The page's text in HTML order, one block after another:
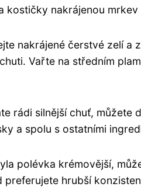
kostičky nakrájenou
nakrájené čerstvé zelí a
Vařte na středním
rádi silnější chuť, můžete
a spolu s ostatními
polévka krémovější,
preferujete hrubší